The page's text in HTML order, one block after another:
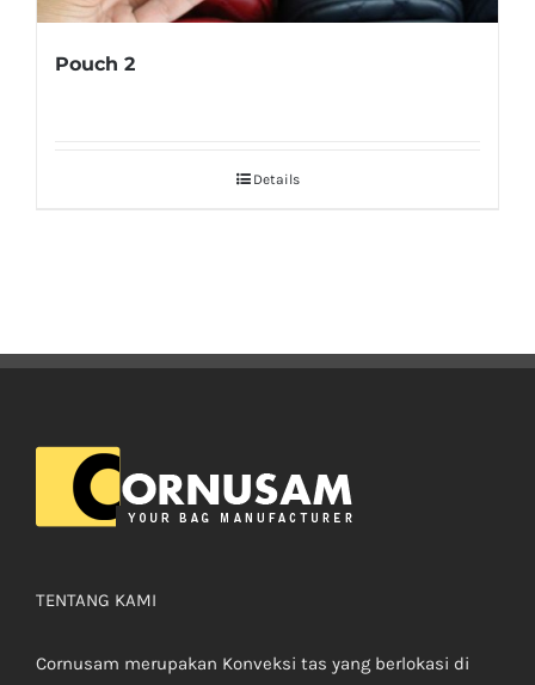
Pouch 2
Details
TENTANG KAMI
Cornusam merupakan Konveksi tas yang berlokasi di